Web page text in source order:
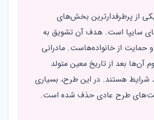
از پرطرفدارترین بخش‌های
سایپا است. هدف آن تشویق به
و حمایت از خانواده‌هاست. مادرانی
آن‌ها بعد از تاریخ معین متولد
شرایط هستند. در این طرح، بسیاری
طرح عادی حذف شده است.